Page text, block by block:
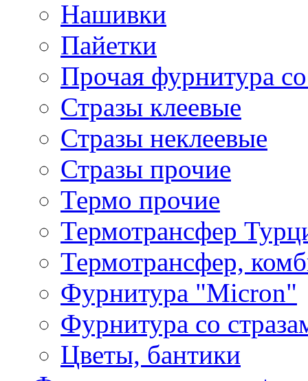
Нашивки
Пайетки
Прочая фурнитура
Стразы клеевые
Стразы неклеевые
Стразы прочие
Термо прочие
Термотрансфер
Термотрансфер,
Фурнитура "Micron"
Фурнитура со
Цветы, бантики